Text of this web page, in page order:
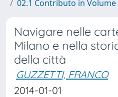
02.1 Contributo in Volume
Navigare nelle
Milano e nella
della città
GUZZETTI, FRANCO
2014-01-01